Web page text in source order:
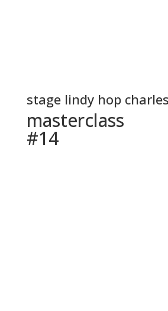
stage lindy hop
masterclass
#14